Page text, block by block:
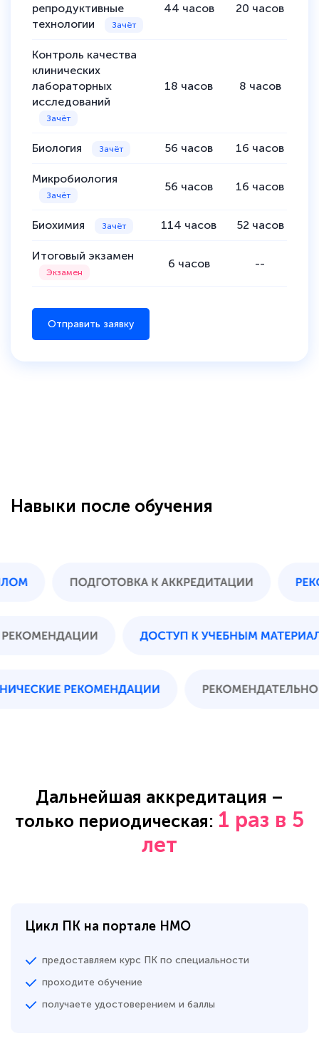
репродуктивные
технологии
44 часов 20 часов
Контроль качества
клинических
лабораторных
исследований
18 часов 8 часов
Биология 56 часов 16 часов
Микробиология
56 часов 16 часов
Биохимия 114 часов 52 часов
Итоговый экзамен
6 часов --
Отправить заявку
Навыки после обучения
Дальнейшая аккредитация –
только периодическая: 1 раз в 5
лет
Цикл ПК на портале НМО
предоставляем курс ПК по специальности
проходите обучение
получаете удостоверением и баллы